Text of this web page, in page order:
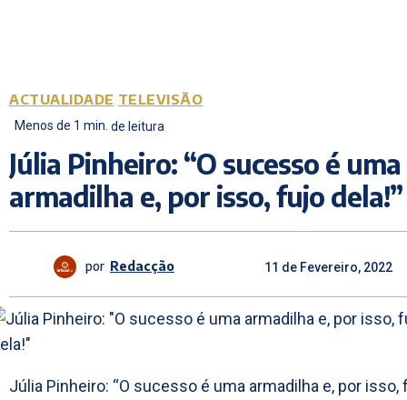
ACTUALIDADE TELEVISÃO
Menos de 1 min. de leitura
Júlia Pinheiro: “O sucesso é uma
armadilha e, por isso, fujo dela!”
por Redacção 11 de Fevereiro, 2022
Júlia Pinheiro: “O sucesso é uma armadilha e, por isso,